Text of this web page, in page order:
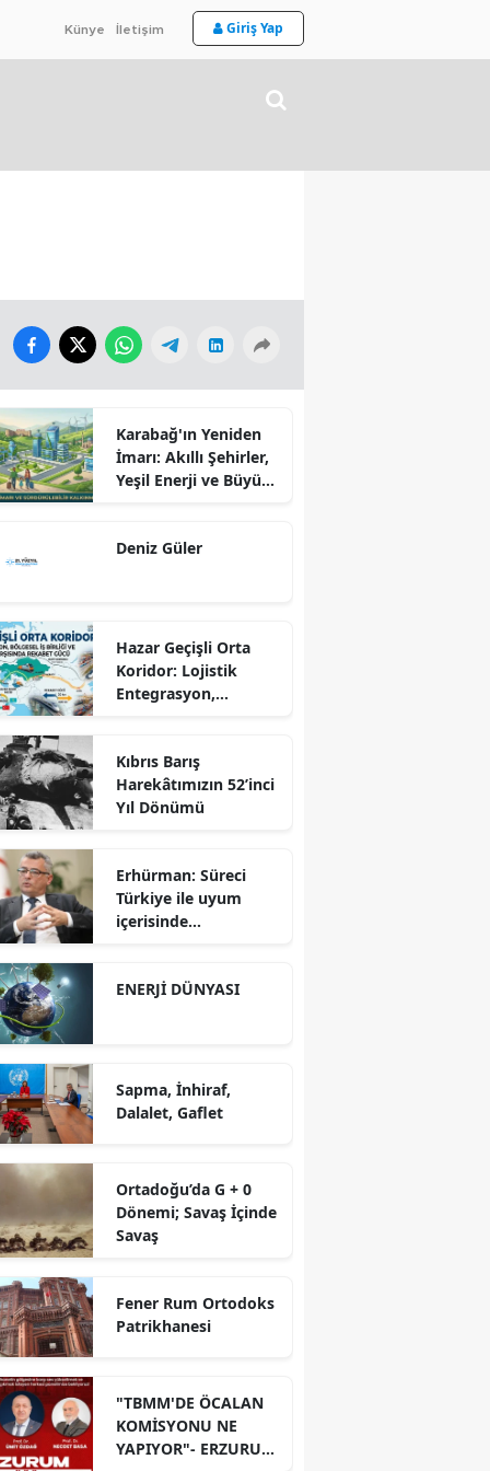
Künye İletişim Giriş Yap
Karabağ'ın Yeniden
İmarı: Akıllı Şehirler,
Yeşil Enerji ve Büyük
Sürdürülebilir
Deniz Güler
Hazar Geçişli Orta
Koridor: Lojistik
Entegrasyon,
Karşısında Rekabet
Gücü
Kıbrıs Barış
Harekâtımızın 52’inci
Yıl Dönümü
Erhürman: Süreci
Türkiye ile uyum
içerisinde
ENERJİ DÜNYASI
Sapma, İnhiraf,
Dalalet, Gaflet
Ortadoğu’da G + 0
Dönemi; Savaş İçinde
Savaş
Fener Rum Ortodoks
Patrikhanesi
"TBMM'DE ÖCALAN
KOMİSYONU NE
YAPIYOR"- ERZURUM